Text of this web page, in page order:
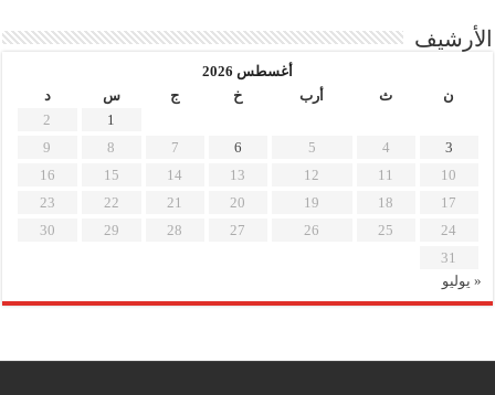
الأرشيف
أغسطس 2026
ن
ث أرب خ ج س
د
1
2
3
4
5
6
7
8
9
10
11
12
13
14
15
16
17
18
19
20
21
22
23
24
25
26
27
28
29
30
31
« يوليو